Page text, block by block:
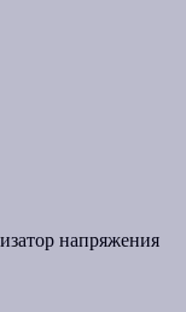
напряжения